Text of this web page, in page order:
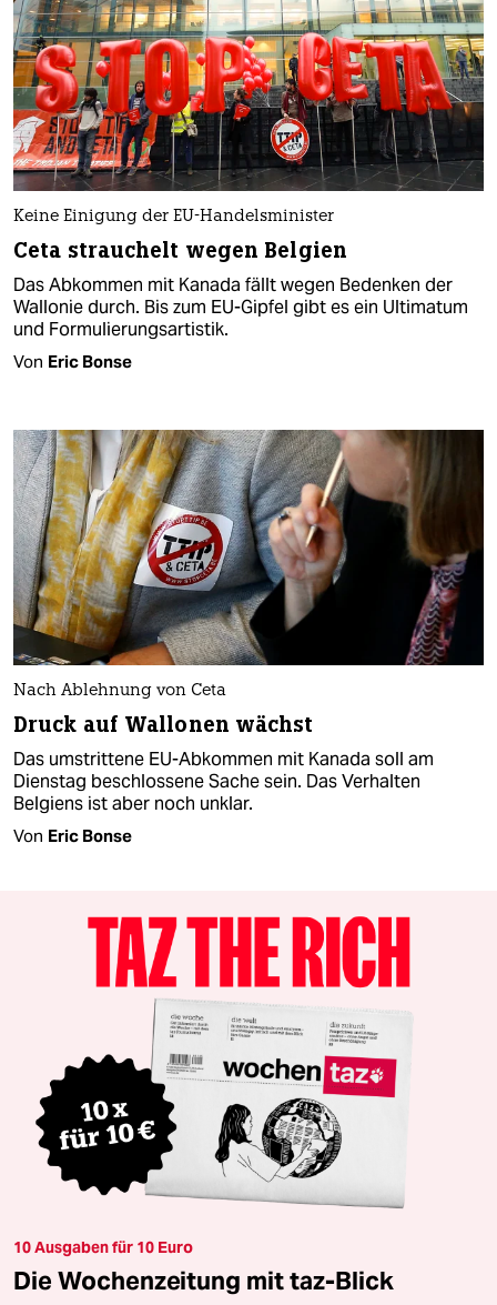
Keine Einigung der EU-Handelsminister
Ceta strauchelt wegen Belgien
Das Abkommen mit Kanada fällt wegen Bedenken der
Wallonie durch. Bis zum EU-Gipfel gibt es ein Ultimatum
und Formulierungsartistik.
Von Eric Bonse
Nach Ablehnung von Ceta
Druck auf Wallonen wächst
Das umstrittene EU-Abkommen mit Kanada soll am
Dienstag beschlossene Sache sein. Das Verhalten
Belgiens ist aber noch unklar.
Von Eric Bonse
10 Ausgaben für 10 Euro
Die Wochenzeitung mit taz-Blick